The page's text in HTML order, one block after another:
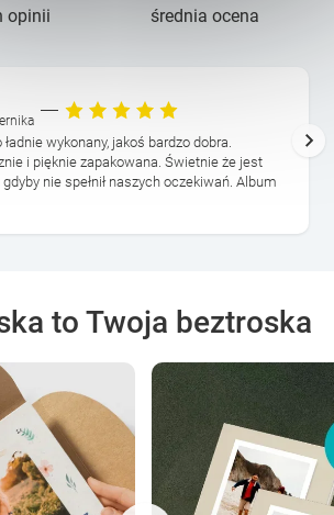
opinii średnia ocena
wykonany, jakoś bardzo dobra.
i pięknie zapakowana. Świetnie że jest
nie spełnił naszych oczekiwań. Album
to Twoja beztroska